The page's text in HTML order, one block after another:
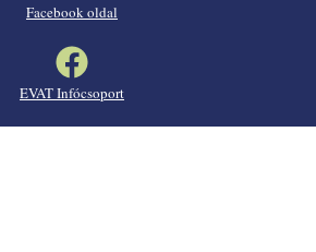
Facebook oldal
EVAT Infócsoport